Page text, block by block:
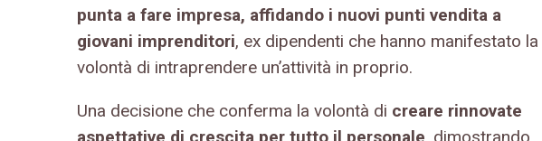
punta a fare impresa, affidando i nuovi punti vendita a
giovani imprenditori, ex dipendenti che hanno manifestato la
volontà di intraprendere un’attività in proprio.
Una decisione che conferma la volontà di creare rinnovate
aspettative di crescita per tutto il personale , dimostrando,